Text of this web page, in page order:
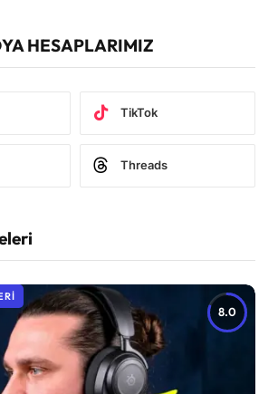
HESAPLARIMIZ
TikTok
Threads
8.0